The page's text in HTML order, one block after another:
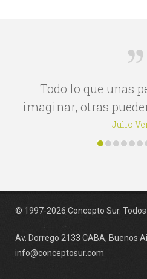
Todo lo que unas
imaginar, otras
Julio
© 1997-2026 Concepto Sur.
Av. Dorrego 2133 CABA, Buenos
info@conceptosur.com